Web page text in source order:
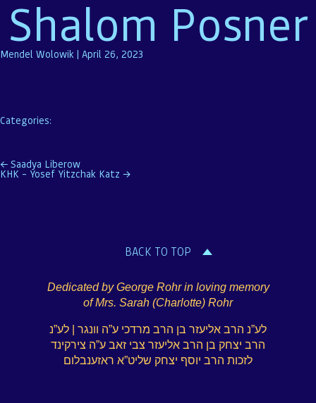
Shalom Posner
Mendel Wolowik | April 26, 2023
Categories:
Post
← Saadya Liberow
KHK – Yosef Yitzchak Katz →
BACK TO TOP
Dedicated by George Rohr in loving memory
of Mrs. Sarah (Charlotte) Rohr
לע”נ הרב אליעזר בן הרב מרדכי ע”ה וונגר | לע”נ
הרב יצחק בן הרב אליעזר צבי זאב ע”ה צירקינד
לזכות הרב יוסף יצחק שליט”א ראזענבלום